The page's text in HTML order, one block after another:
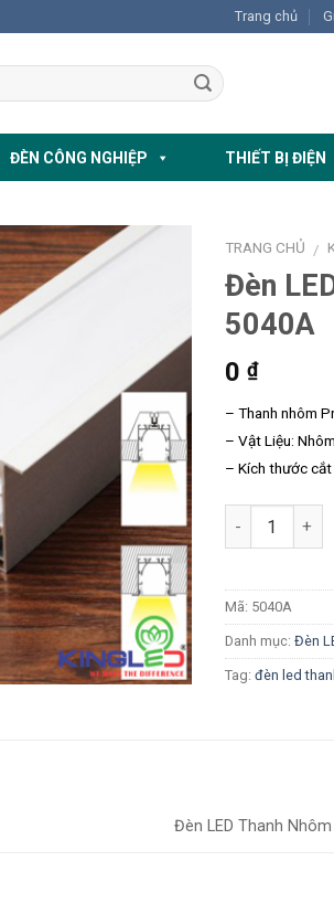
Trang chủ
ĐÈN CÔNG NGHIỆP THIẾT BỊ ĐIỆN
TRANG CHỦ /
Đèn
5040A
0 ₫
– Thanh nhôm
– Vật Liệu:
– Kích thước cắt
Số lượng
Mã: 5040A
Danh mục: Đèn
Tag: đèn led
Đèn LED Thanh Nhôm